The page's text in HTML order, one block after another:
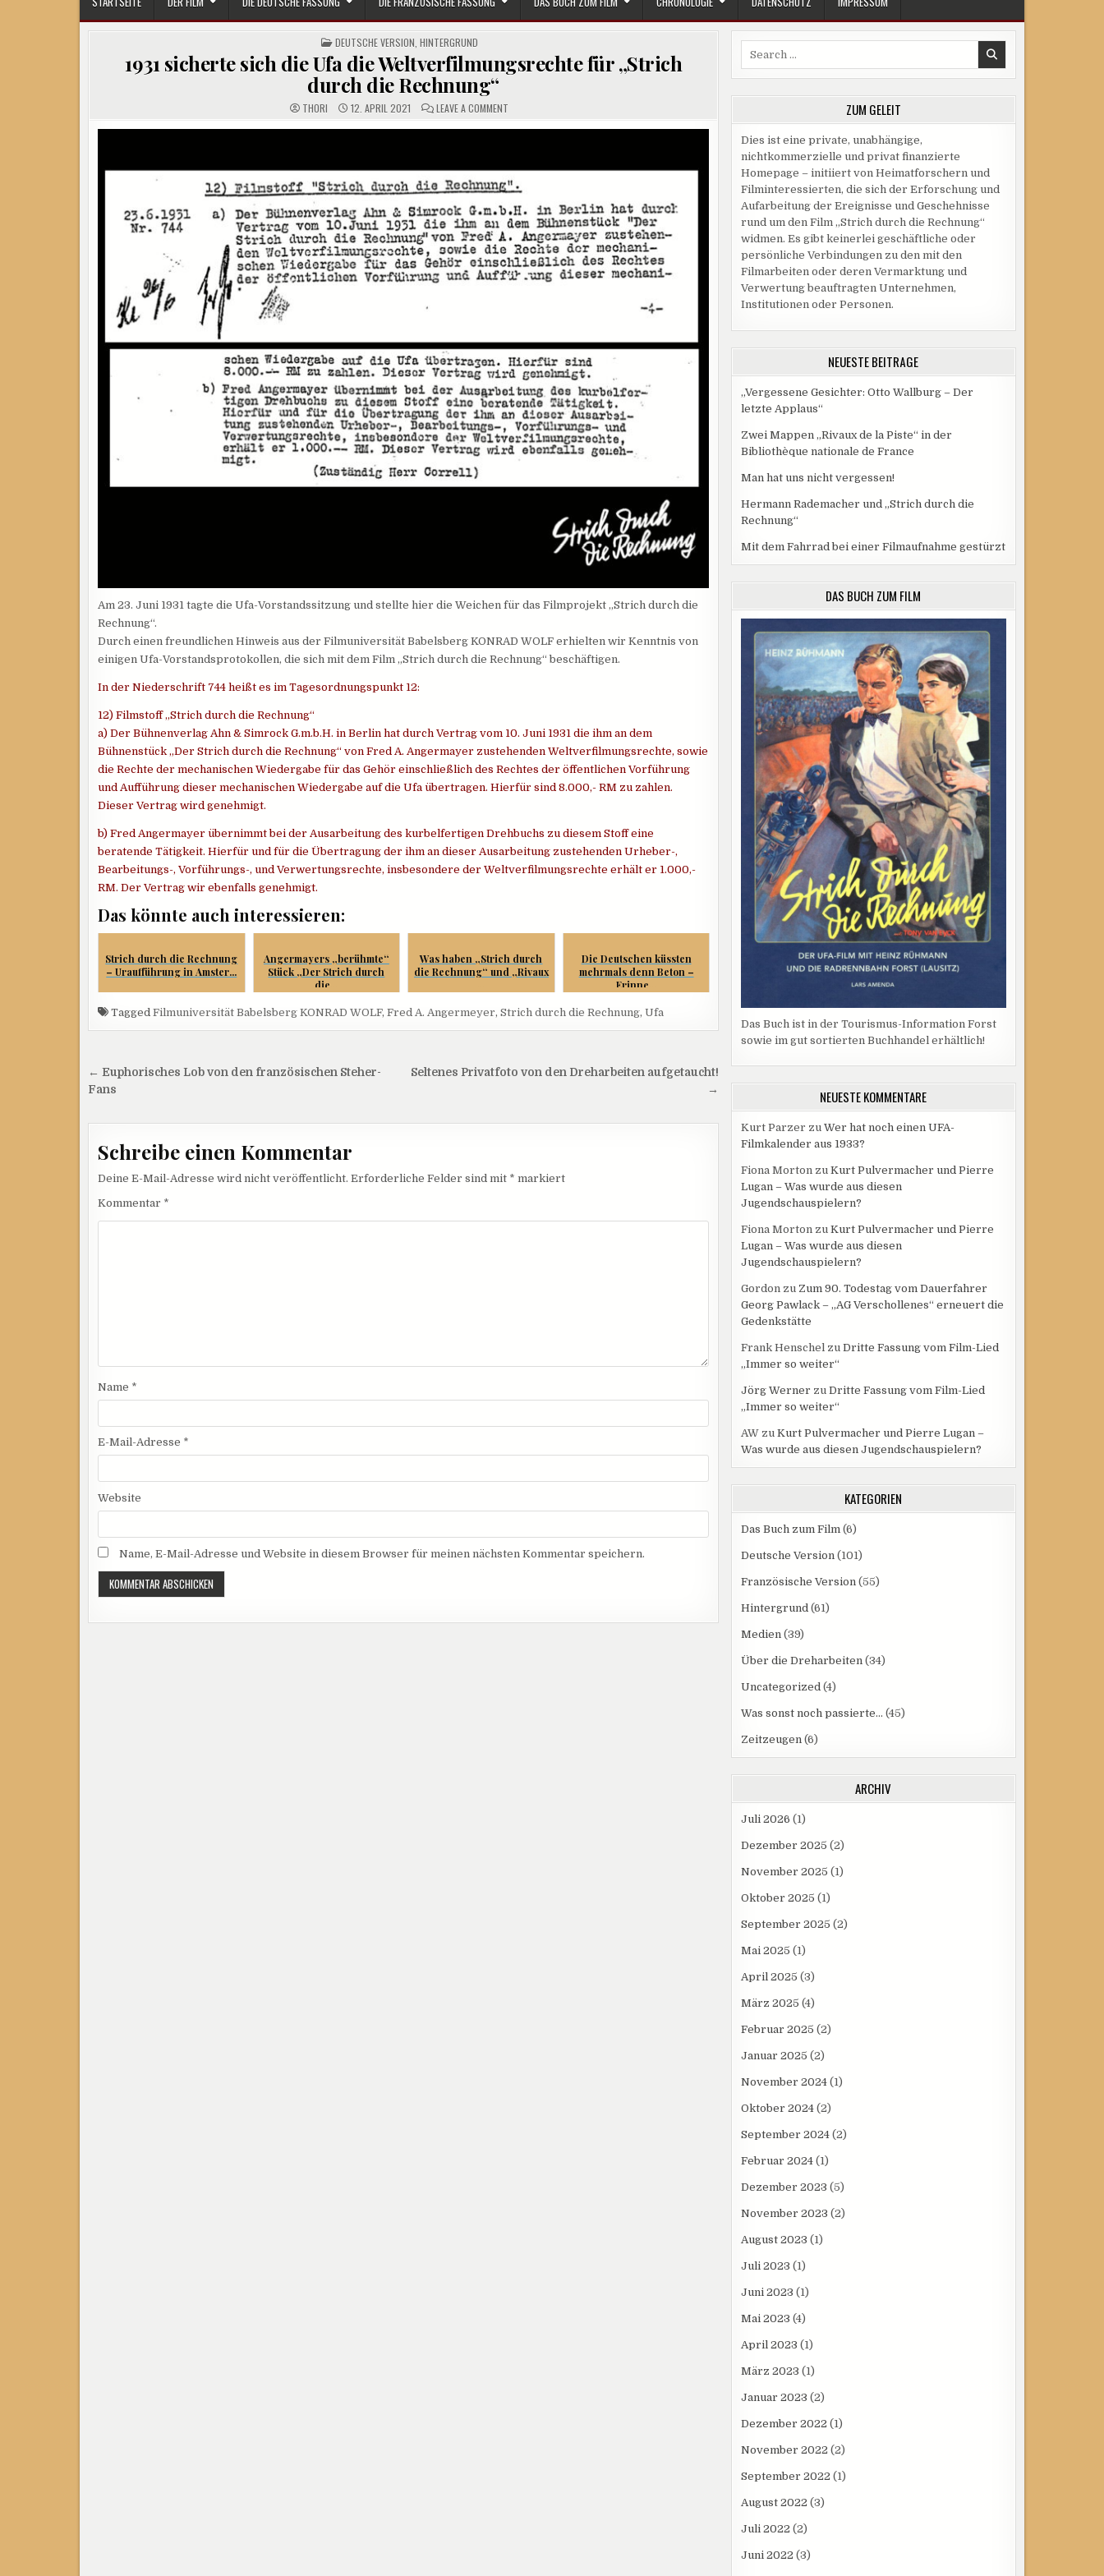
POSTED
DEUTSCHE VERSION, HINTERGRUND
1931 sicherte sich die Ufa die Weltverfilmungsrechte für „Strich
durch die Rechnung“
THORI 12. APRIL 2021 LEAVE A COMMENT
SICHERTE
DIE
WELTVERFILMUNGSRECHTE
FÜR
„STRICH
DURCH
DIE
RECHNUNG“
Am 23. Juni 1931 tagte die Ufa-Vorstandssitzung und stellte hier die Weichen für das Filmprojekt „Strich durch die
Rechnung“.
Durch einen freundlichen Hinweis aus der Filmuniversität Babelsberg KONRAD WOLF erhielten wir Kenntnis von
einigen Ufa-Vorstandsprotokollen, die sich mit dem Film „Strich durch die Rechnung“ beschäftigen.
In der Niederschrift 744 heißt es im Tagesordnungspunkt 12:
12) Filmstoff „Strich durch die Rechnung“
a) Der Bühnenverlag Ahn & Simrock G.m.b.H. in Berlin hat durch Vertrag vom 10. Juni 1931 die ihm an dem
Bühnenstück „Der Strich durch die Rechnung“ von Fred A. Angermayer zustehenden Weltverfilmungsrechte, sowie
die Rechte der mechanischen Wiedergabe für das Gehör einschließlich des Rechtes der öffentlichen Vorführung
und Aufführung dieser mechanischen Wiedergabe auf die Ufa übertragen. Hierfür sind 8.000,- RM zu zahlen.
Dieser Vertrag wird genehmigt.
b) Fred Angermayer übernimmt bei der Ausarbeitung des kurbelfertigen Drehbuchs zu diesem Stoff eine
beratende Tätigkeit. Hierfür und für die Übertragung der ihm an dieser Ausarbeitung zustehenden Urheber-,
Bearbeitungs-, Vorführungs-, und Verwertungsrechte, insbesondere der Weltverfilmungsrechte erhält er 1.000,-
RM. Der Vertrag wir ebenfalls genehmigt.
Das könnte auch interessieren:
Strich durch die Rechnung
– Uraufführung in Amster...
Angermayers „berühmte“
Stück „Der Strich durch
die...
Was haben „Strich durch
die Rechnung“ und „Rivaux
Die Deutschen küssten
mehrmals denn Beton –
Erinne...
Tagged Filmuniversität Babelsberg KONRAD WOLF, Fred A. Angermeyer, Strich durch die Rechnung, Ufa
Beitragsnavigation
Seltenes Privatfoto von den Dreharbeiten aufgetaucht!
→
← Euphorisches Lob von den französischen Steher-
Fans
Schreibe einen Kommentar
Deine E-Mail-Adresse wird nicht veröffentlicht. Erforderliche Felder sind mit * markiert
Kommentar *
Name *
E-Mail-Adresse *
Website
Name, E-Mail-Adresse und Website in diesem Browser für meinen nächsten Kommentar speichern.
ZUM GELEIT
Dies ist eine private, unabhängige,
nichtkommerzielle und privat finanzierte
Homepage – initiiert von Heimatforschern und
Filminteressierten, die sich der Erforschung und
Aufarbeitung der Ereignisse und Geschehnisse
rund um den Film „Strich durch die Rechnung“
widmen. Es gibt keinerlei geschäftliche oder
persönliche Verbindungen zu den mit den
Filmarbeiten oder deren Vermarktung und
Verwertung beauftragten Unternehmen,
Institutionen oder Personen.
NEUESTE BEITRÄGE
„Vergessene Gesichter: Otto Wallburg – Der
letzte Applaus“
Zwei Mappen „Rivaux de la Piste“ in der
Bibliothèque nationale de France
Man hat uns nicht vergessen!
Hermann Rademacher und „Strich durch die
Rechnung“
Mit dem Fahrrad bei einer Filmaufnahme gestürzt
DAS BUCH ZUM FILM
Das Buch ist in der Tourismus-Information Forst
sowie im gut sortierten Buchhandel erhältlich!
NEUESTE KOMMENTARE
Kurt Parzer zu Wer hat noch einen UFA-
Filmkalender aus 1933?
Fiona Mortonzu Kurt Pulvermacher und Pierre
Lugan – Was wurde aus diesen
Jugendschauspielern?
Fiona Mortonzu Kurt Pulvermacher und Pierre
Lugan – Was wurde aus diesen
Jugendschauspielern?
Gordonzu Zum 90. Todestag vom Dauerfahrer
Georg Pawlack – „AG Verschollenes“ erneuert die
Gedenkstätte
Frank Henschelzu Dritte Fassung vom Film-Lied
„Immer so weiter“
Jörg Werner zu Dritte Fassung vom Film-Lied
„Immer so weiter“
AWzu Kurt Pulvermacher und Pierre Lugan –
Was wurde aus diesen Jugendschauspielern?
KATEGORIEN
Das Buch zum Film(6)
Deutsche Version(101)
Französische Version(55)
Hintergrund(61)
Medien(39)
Über die Dreharbeiten(34)
Uncategorized(4)
Was sonst noch passierte… (45)
Zeitzeugen(6)
ARCHIV
Juli 2026 (1)
Dezember 2025 (2)
November 2025 (1)
Oktober 2025 (1)
September 2025 (2)
Mai 2025 (1)
April 2025 (3)
März 2025 (4)
Februar 2025 (2)
Januar 2025 (2)
November 2024(1)
Oktober 2024(2)
September 2024(2)
Februar 2024(1)
Dezember 2023 (5)
November 2023 (2)
August 2023 (1)
Juli 2023 (1)
Juni 2023 (1)
Mai 2023 (4)
April 2023 (1)
März 2023 (1)
Januar 2023 (2)
Dezember 2022 (1)
November 2022 (2)
September 2022 (1)
August 2022 (3)
Juli 2022 (2)
Juni 2022 (3)